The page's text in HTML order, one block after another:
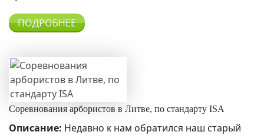
ПОДРОБНЕЕ
Соревнования арбористов в Литве, по стандарту ISA
Описание: Недавно к нам обратился наш старый